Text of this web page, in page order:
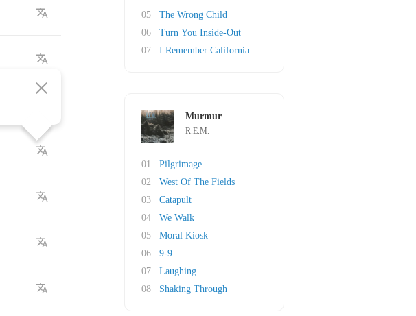
05
The Wrong Child
06
Turn You Inside-Out
07
I Remember California
Murmur
R.E.M.
01
Pilgrimage
02
West Of The Fields
03
Catapult
04
We Walk
05
Moral Kiosk
06
9-9
07
Laughing
08
Shaking Through